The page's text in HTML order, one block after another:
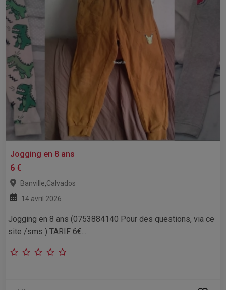
Jogging en 8 ans
6 €
Banville,Calvados
14 avril 2026
Jogging en 8 ans (0753884140 Pour des questions, via ce
site /sms ) TARIF 6€...